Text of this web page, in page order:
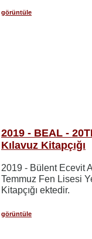
görüntüle
2019 - BEAL -
Kılavuz Kitapçığı
2019 - Bülent Ecevit
Temmuz Fen Lisesi
Kitapçığı ektedir.
görüntüle